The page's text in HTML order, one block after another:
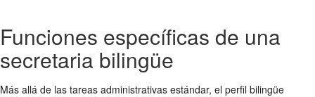
Funciones específicas de una
secretaria bilingüe
Más allá de las tareas administrativas estándar, el perfil bilingüe